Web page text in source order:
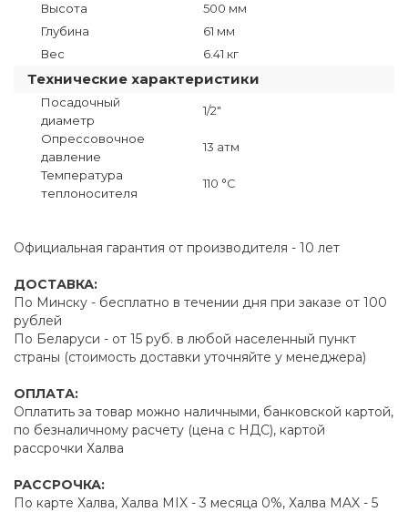
Высота
500 мм
Глубина
61 мм
Вес
6.41 кг
Технические характеристики
Посадочный
диаметр
1/2"
Опрессовочное
давление
13 атм
Температура
теплоносителя
110 °C
Официальная гарантия от производителя - 10 лет
ДОСТАВКА:
По Минску - бесплатно в течении дня при заказе от 100
рублей
По Беларуси - от 15 руб. в любой населенный пункт
страны (стоимость доставки уточняйте у менеджера)
ОПЛАТА:
Оплатить за товар можно наличными, банковской картой,
по безналичному расчету (цена с НДС), картой
рассрочки Халва
РАССРОЧКА:
По карте Халва, Халва MIX - 3 месяца 0%, Халва MAX - 5